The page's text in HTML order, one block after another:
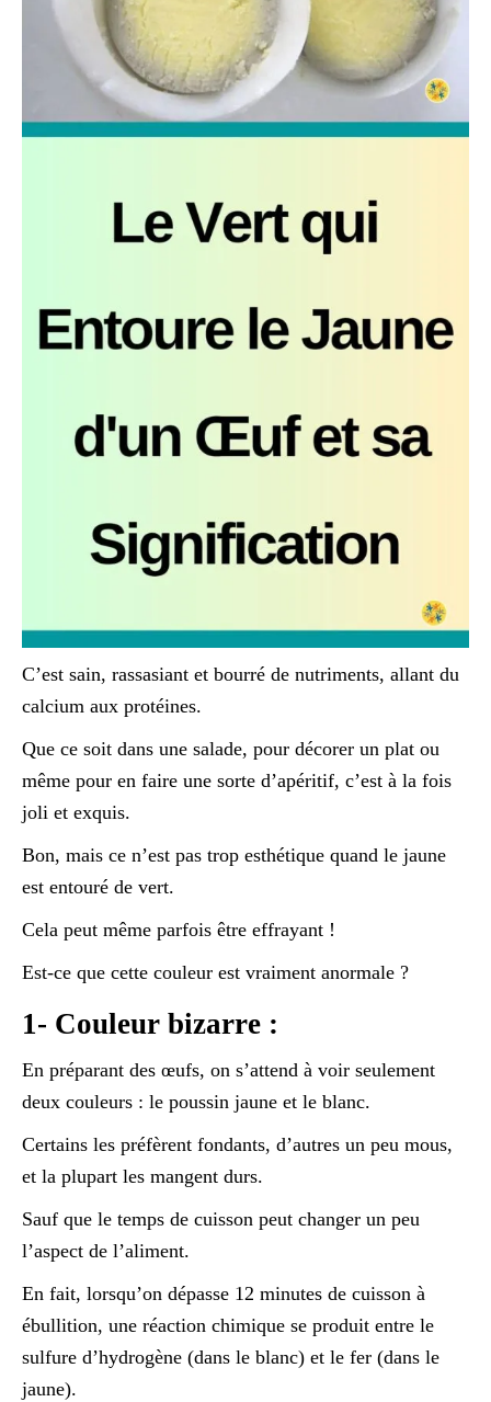
C’est sain, rassasiant et bourré de nutriments, allant du
calcium aux protéines.
Que ce soit dans une salade, pour décorer un plat ou
même pour en faire une sorte d’apéritif, c’est à la fois
joli et exquis.
Bon, mais ce n’est pas trop esthétique quand le jaune
est entouré de vert.
Cela peut même parfois être effrayant !
Est-ce que cette couleur est vraiment anormale ?
1- Couleur bizarre :
En préparant des œufs, on s’attend à voir seulement
deux couleurs : le poussin jaune et le blanc.
Certains les préfèrent fondants, d’autres un peu mous,
et la plupart les mangent durs.
Sauf que le temps de cuisson peut changer un peu
l’aspect de l’aliment.
En fait, lorsqu’on dépasse 12 minutes de cuisson à
ébullition, une réaction chimique se produit entre le
sulfure d’hydrogène (dans le blanc) et le fer (dans le
jaune).